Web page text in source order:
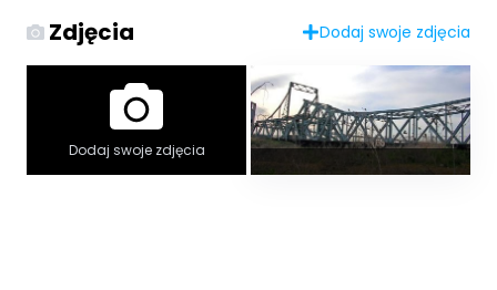
Zdjęcia Dodaj swoje zdjęcia
Dodaj swoje zdjęcia